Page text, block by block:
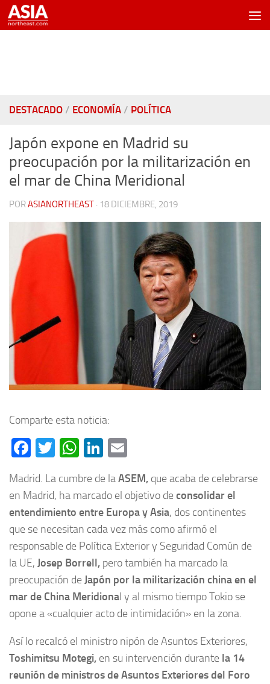
Saltar al contenido
DESTACADO / ECONOMÍA / POLÍTICA
Japón expone en Madrid su
preocupación por la militarización en
el mar de China Meridional
PORASIANORTHEAST · 18 DICIEMBRE, 2019
Comparte esta noticia:
Facebook
Twitter
WhatsApp
LinkedIn
Madrid. La cumbre de laASEM, que acaba de celebrarse
en Madrid, ha marcado el objetivo deconsolidar el
entendimiento entre Europa y Asia, dos continentes
que se necesitan cada vez más como afirmó el
responsable de Política Exterior y Seguridad Común de
la UE, Josep Borrell, pero también ha marcado la
preocupación de Japón por la militarización china en el
mar de China Meridional y al mismo tiempo Tokio se
opone a «cualquier acto de intimidación» en la zona.
Así lo recalcó el ministro nipón de Asuntos Exteriores,
Toshimitsu Motegi, en su intervención durante la 14
reunión de ministros de Asuntos Exteriores del Foro